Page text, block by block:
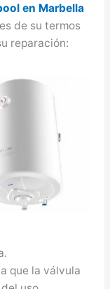
en Marbella
de su termos
reparación:
que la válvula